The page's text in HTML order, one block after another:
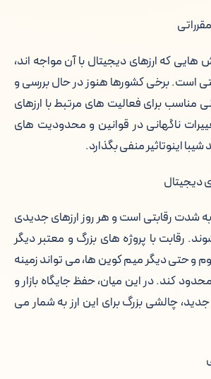
هایی که ارزهای دیجیتال با آن مواجه اند،
است. برخی کشورها هنوز در حال بررسی و
مناسب برای فعالیت های مرتبط با ارزهای
ناگهانی در قوانین و محدودیت های
اینوتاثیر منفی بگذارد.
به شدت رقابتی است و هر روز ارزهای جدیدی
رقابت با پروژه های بزرگ و معتبر دیگر
و حتی دیگر میم کوین ها، می تواند زمینه
کند. در این میان، حفظ جایگاه بازار و
چالشی بزرگ برای این ارز به شمار می